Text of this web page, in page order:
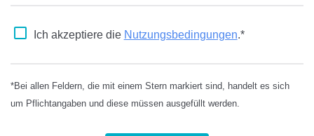
Ich akzeptiere die Nutzungsbedingungen.*
*Bei allen Feldern, die mit einem Stern markiert sind, handelt es sich
um Pflichtangaben und diese müssen ausgefüllt werden.